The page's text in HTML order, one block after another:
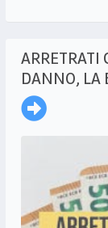
ARRETRATI
DANNO, LA